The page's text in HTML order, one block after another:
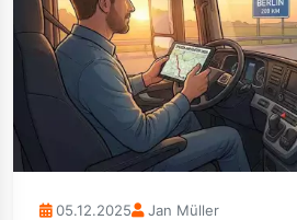
05.12.2025 Jan Müller